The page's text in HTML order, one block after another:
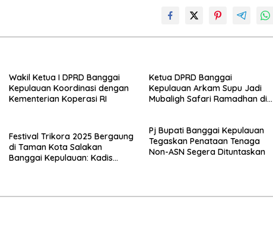
Wakil Ketua I DPRD Banggai
Kepulauan Koordinasi dengan
Kementerian Koperasi RI
Ketua DPRD Banggai
Kepulauan Arkam Supu Jadi
Mubaligh Safari Ramadhan di
Motivasi pada Siswa
Festival Trikora 2025 Bergaung
di Taman Kota Salakan
Banggai Kepulauan: Kadis
Pj Bupati Banggai Kepulauan
Tegaskan Penataan Tenaga
Non-ASN Segera Dituntaskan